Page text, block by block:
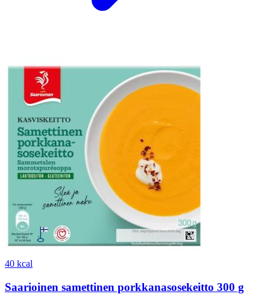
40 kcal
Saarioinen samettinen porkkanasosekeitto 300 g